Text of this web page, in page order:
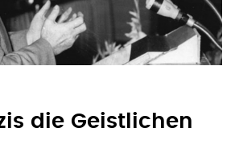
die Geistlichen